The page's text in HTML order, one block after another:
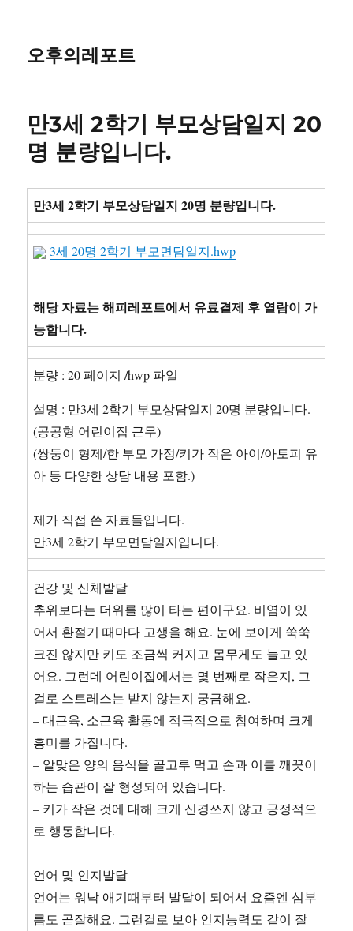
오후의레포트
만3세 2학기 부모상담일지 20
명 분량입니다.
만3세 2학기 부모상담일지 20명 분량입니다.
3세 20명 2학기 부모면담일지.hwp
해당 자료는 해피레포트에서 유료결제 후 열람이 가
능합니다.
분량 : 20 페이지 /hwp 파일
설명 : 만3세 2학기 부모상담일지 20명 분량입니다.
(공공형 어린이집 근무)
(쌍둥이 형제/한 부모 가정/키가 작은 아이/아토피 유
아 등 다양한 상담 내용 포함.)
제가 직접 쓴 자료들입니다.
만3세 2학기 부모면담일지입니다.
건강 및 신체발달
추위보다는 더위를 많이 타는 편이구요. 비염이 있
어서 환절기 때마다 고생을 해요. 눈에 보이게 쑥쑥
크진 않지만 키도 조금씩 커지고 몸무게도 늘고 있
어요. 그런데 어린이집에서는 몇 번째로 작은지, 그
걸로 스트레스는 받지 않는지 궁금해요.
– 대근육, 소근육 활동에 적극적으로 참여하며 크게
흥미를 가집니다.
– 알맞은 양의 음식을 골고루 먹고 손과 이를 깨끗이
하는 습관이 잘 형성되어 있습니다.
– 키가 작은 것에 대해 크게 신경쓰지 않고 긍정적으
로 행동합니다.
언어 및 인지발달
언어는 워낙 애기때부터 발달이 되어서 요즘엔 심부
름도 곧잘해요. 그런걸로 보아 인지능력도 같이 잘